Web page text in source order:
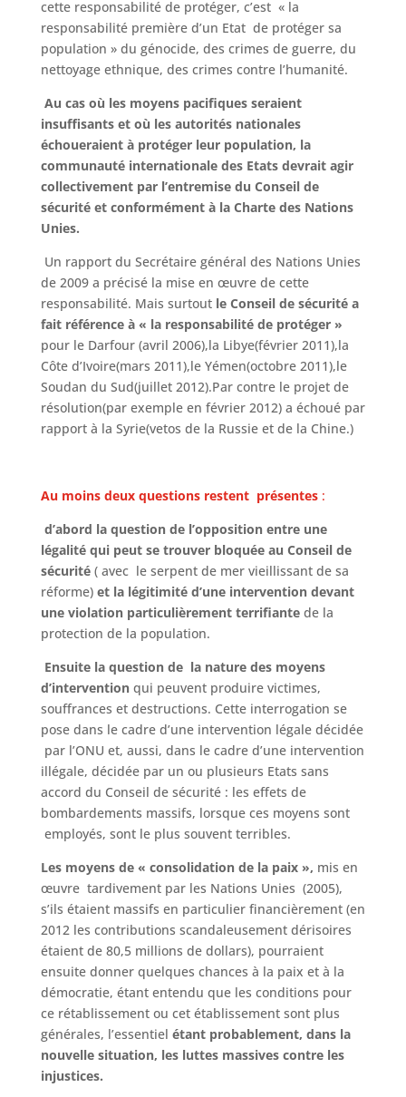
cette responsabilité de protéger, c’est « la
responsabilité première d’un Etat de protéger sa
population » du génocide, des crimes de guerre, du
nettoyage ethnique, des crimes contre l’humanité.
Au cas où les moyens pacifiques seraient
insuffisants et où les autorités nationales
échoueraient à protéger leur population, la
communauté internationale des Etats devrait agir
collectivement par l’entremise du Conseil de
sécurité et conformément à la Charte des Nations
Unies.
Un rapport du Secrétaire général des Nations Unies
de 2009 a précisé la mise en œuvre de cette
responsabilité. Mais surtout le Conseil de sécurité a
fait référence à « la responsabilité de protéger »
pour le Darfour (avril 2006),la Libye(février 2011),la
Côte d’Ivoire(mars 2011),le Yémen(octobre 2011),le
Soudan du Sud(juillet 2012).Par contre le projet de
résolution(par exemple en février 2012) a échoué par
rapport à la Syrie(vetos de la Russie et de la Chine.)
Au moins deux questions restent présentes:
d’abord la question de l’opposition entre une
légalité qui peut se trouver bloquée au Conseil de
sécurité( avec le serpent de mer vieillissant de sa
réforme) et la légitimité d’une intervention devant
une violation particulièrement terrifiantede la
protection de la population.
Ensuite la question de la nature des moyens
d’interventionqui peuvent produire victimes,
souffrances et destructions. Cette interrogation se
pose dans le cadre d’une intervention légale décidée
par l’ONU et, aussi, dans le cadre d’une intervention
illégale, décidée par un ou plusieurs Etats sans
accord du Conseil de sécurité : les effets de
bombardements massifs, lorsque ces moyens sont
employés, sont le plus souvent terribles.
Les moyens de « consolidation de la paix », mis en
œuvre tardivement par les Nations Unies (2005),
s’ils étaient massifs en particulier financièrement (en
2012 les contributions scandaleusement dérisoires
étaient de 80,5 millions de dollars), pourraient
ensuite donner quelques chances à la paix et à la
démocratie, étant entendu que les conditions pour
ce rétablissement ou cet établissement sont plus
générales, l’essentiel étant probablement, dans la
nouvelle situation, les luttes massives contre les
injustices.